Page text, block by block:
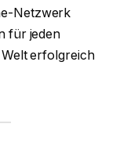
Netzwerk
für jeden
erfolgreich